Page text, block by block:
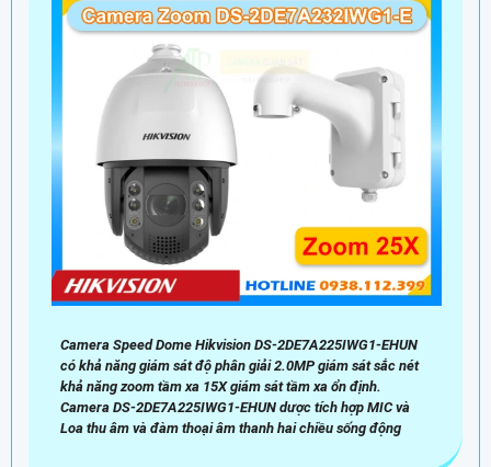
Camera Speed Dome Hikvision DS-2DE7A225IWG1-EHUN
có khả năng giám sát độ phân giải 2.0MP giám sát sắc nét
khả năng zoom tầm xa 15X giám sát tầm xa ổn định.
Camera DS-2DE7A225IWG1-EHUN dược tích hợp MIC và
Loa thu âm và đàm thoại âm thanh hai chiều sống động